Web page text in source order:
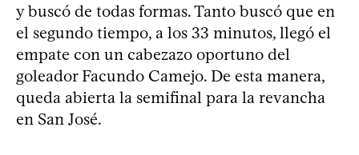
y buscó de todas formas. Tanto buscó que en
el segundo tiempo, a los 33 minutos, llegó el
empate con un cabezazo oportuno del
goleador Facundo Camejo. De esta manera,
queda abierta la semifinal para la revancha
en San José.